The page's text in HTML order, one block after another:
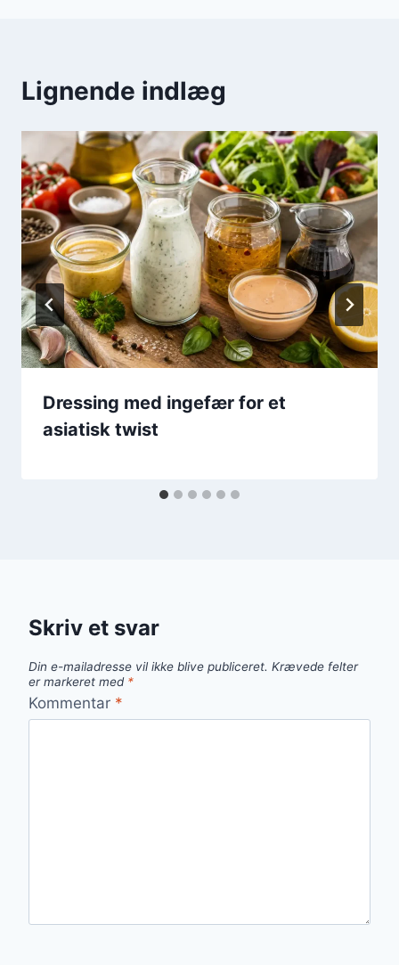
Lignende indlæg
Dressing med ingefær for et
asiatisk twist
Skriv et svar
Din e-mailadresse vil ikke blive publiceret. Krævede felter
er markeret med *
Kommentar *